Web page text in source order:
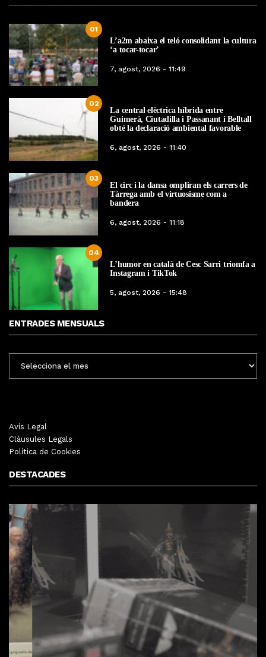
01
L’a2m abaixa el teló consolidant la cultura
‘a tocar-tocar’
7, agost, 2026 - 11:49
02
La central elèctrica híbrida entre
Guimerà, Ciutadilla i Passanant i Belltall
obté la declaració ambiental favorable
6, agost, 2026 - 11:40
03
El circ i la dansa ompliran els carrers de
Tàrrega amb el virtuosisme com a
bandera
6, agost, 2026 - 11:18
04
L’humor en català de Cesc Sarri triomfa a
Instagram i TikTok
5, agost, 2026 - 15:48
ENTRADES MENSUALS
MENSUALS
Avís Legal
Clàusules Legals
Política de Cookies
DESTACADES